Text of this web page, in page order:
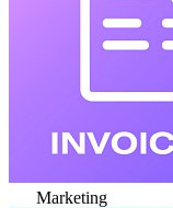
Marketing